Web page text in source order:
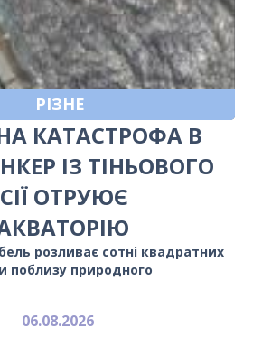
РІЗНЕ
КАТАСТРОФА В
ІЗ ТІНЬОВОГО
ОТРУЮЄ
розливає сотні квадратних
поблизу природного
06.08.2026